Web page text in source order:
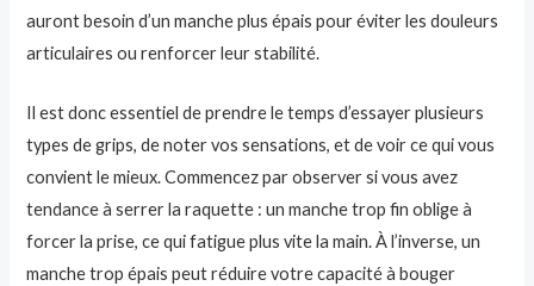
auront besoin d’un manche plus épais pour éviter les douleurs
articulaires ou renforcer leur stabilité.
Il est donc essentiel de prendre le temps d’essayer plusieurs
types de grips, de noter vos sensations, et de voir ce qui vous
convient le mieux. Commencez par observer si vous avez
tendance à serrer la raquette : un manche trop fin oblige à
forcer la prise, ce qui fatigue plus vite la main. À l’inverse, un
manche trop épais peut réduire votre capacité à bouger